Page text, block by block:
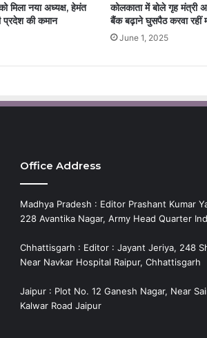
मिला नया अध्यक्ष, हेमंत
प्रदेश की कमान
कोलकाता में बोले गृह मंत्री
बैंक बढ़ाने घुसपैठ करवा रहीं
June 1, 2025
Office Address
Madhya Pradesh : Editor Prashant Kumar
228 Avantika Nagar, Army Head Quarter
Chhattisgarh : Editor : Jayant Jeriya, 248
Near Navkar Hospital Raipur, Chhattisgarh
Jaipur : Plot No. 12 Ganesh Nagar, Near
Kalwar Road Jaipur